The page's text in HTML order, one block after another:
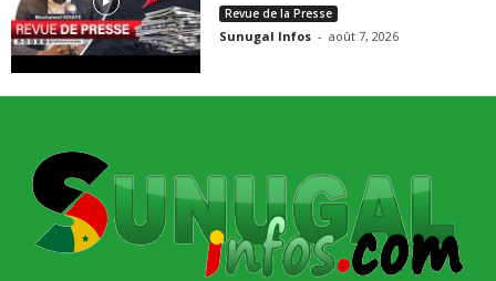
Revue de la Presse
Sunugal Infos - août 7, 2026